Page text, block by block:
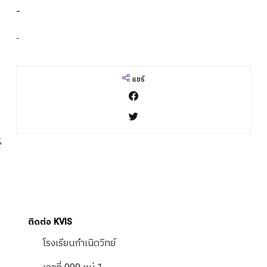
ปฎิทินการศึกษา
-
-
แชร์
;
ติดต่อ KVIS
โรงเรียนกำเนิดวิทย์